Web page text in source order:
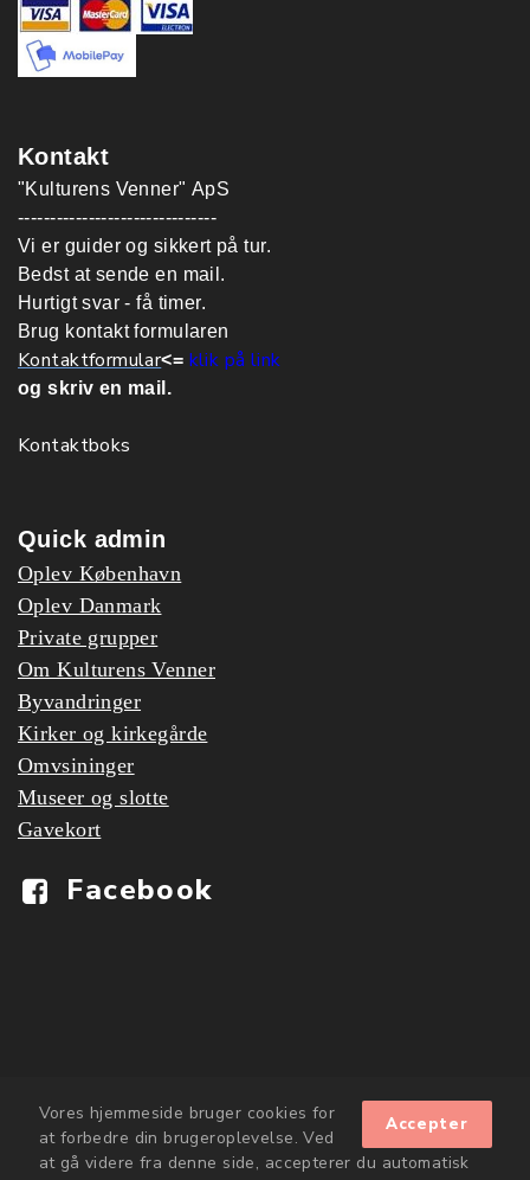
Kontakt
"Kulturens Venner" ApS
-------------------------------
Vi er guider og sikkert på tur.
Bedst at sende en mail.
Hurtigt svar - få timer.
Brug kontakt formularen
Kontaktformular<= klik på link
og skriv en mail.
Kontaktboks
Quick admin
Oplev København
Oplev Danmark
Private grupper
Om Kulturens Venner
Byvandringer
Kirker og kirkegårde
Omvsininger
Museer og slotte
Gavekort
Facebook
Accepter
Vores hjemmeside bruger cookies for
at forbedre din brugeroplevelse. Ved
at gå videre fra denne side, accepterer du automatisk